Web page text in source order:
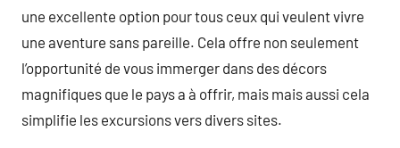
une excellente option pour tous ceux qui veulent vivre
une aventure sans pareille. Cela offre non seulement
l’opportunité de vous immerger dans des décors
magnifiques que le pays a à offrir, mais mais aussi cela
simplifie les excursions vers divers sites.